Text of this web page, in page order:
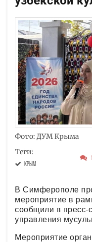
Фото: ДУМ Крыма
Теги:
Крым
1
В Симферополе
мероприятие в
сообщили в пресс-
управления
Мероприятие